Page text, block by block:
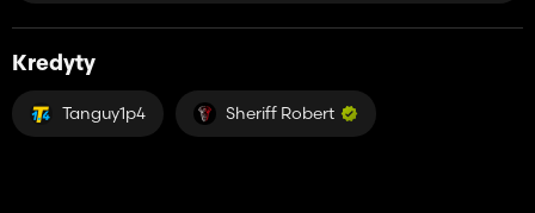
Kredyty
Tanguy1p4 Sheriff Robert